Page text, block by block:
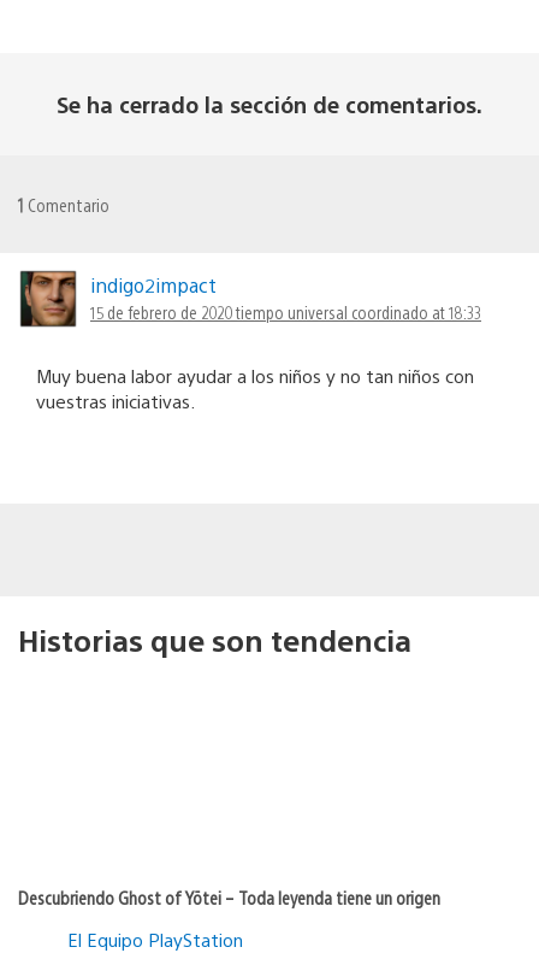
Se ha cerrado la sección de comentarios.
1 Comentario
indigo2impact
15 de febrero de 2020 tiempo universal coordinado at 18:33
Muy buena labor ayudar a los niños y no tan niños con
vuestras iniciativas.
Historias que son tendencia
Descubriendo Ghost of Yōtei – Toda leyenda tiene un origen
El Equipo PlayStation